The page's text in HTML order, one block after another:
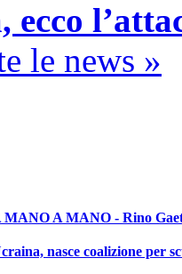
ecco
le news »
MANO A MANO - Rino
nasce coalizione per